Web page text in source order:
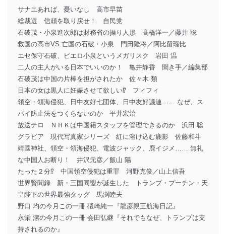
サナエあれば、憂いなし 高市早苗
総裁選 信頼を取り戻せ！ 自民党
石破茂・小泉進次郎は財務省の操り人形 髙橋洋一／藤井 聡
救国の高市VS.亡国の石破・小泉 門田隆将／阿比留瑠比
エセ保守石破、ピエロ小泉というメガリスク 岩田 温
二人の主人がいる日本でいいのか！ 亀井静香 聞き手／編集部
石破茂は中国の片棒を担がされたか 佐々木 類
日本の女は黒人に妊娠させて欲しい⁉ フィフィ
領空・領海侵犯、日中友好七団体、日中友好議連…… なぜ、ス
パイ防止法をつくらないのか 平井宏治
放送テロ ＮＨＫは中国籍スタッフを管理できるのか 浜田 聡
グラビア 現代写真家シリーズ 紅に溶け込む鹿影 佐藤和斗
靖國神社、領空・領海侵犯、電波ジャック、鹿イジメ…… 無礼
な中国人お断り！ 井沢元彦／飯山 陽
たった２分⁉ 中国領空侵犯は重罪 河野克俊／山上信吾
世界賢聞録 新・三国同盟が誕生した トランプ・プーチン・天
皇陛下の世界最強タッグ 馬渕睦夫
野口 均の今月この一冊 礒崎純一『龍彦親王航海日記』
永栄 潔の今月この一冊 会田弘継『それでもなぜ、トランプは支
持されるのか』